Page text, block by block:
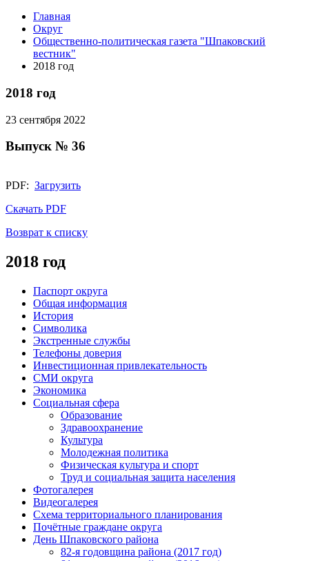
Главная
Округ
Общественно-политическая газета "Шпаковский
вестник"
2018 год
2018 год
23 сентября 2022
Выпуск № 36
PDF: Загрузить
Скачать PDF
Возврат к списку
2018 год
Паспорт округа
Общая информация
История
Символика
Экстренные службы
Телефоны доверия
Инвестиционная привлекательность
СМИ округа
Экономика
Социальная сфера
Образование
Здравоохранение
Культура
Молодежная политика
Физическая культура и спорт
Труд и социальная защита населения
Фотогалерея
Видеогалерея
Схема территориального планирования
Почётные граждане округа
День Шпаковского района
82-я годовщина района (2017 год)